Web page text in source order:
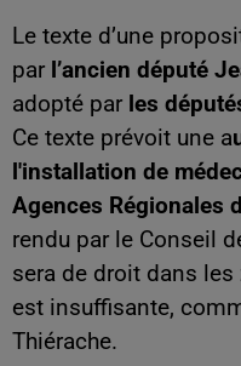
Le texte d’une
par l’ancien député
adopté par les
Ce texte prévoit une a
l'installation de
Agences Régionales
rendu par le Conseil
sera de droit dans
est insuffisante,
Thiérache.